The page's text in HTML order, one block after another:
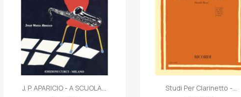
 Anteprima
J. P. APARICIO - A SCUOLA...  Anteprima
Studi Per Clarinetto -...